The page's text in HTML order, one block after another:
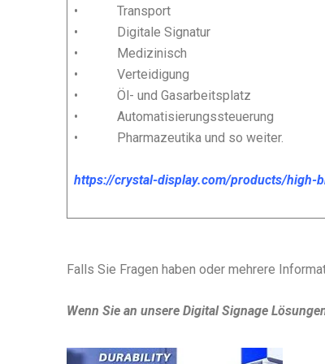
• Transport
• Digitale Signatur
• Medizinisch
• Verteidigung
• Öl- und Gasarbeitsplatz
• Automatisierungssteuerung
• Pharmazeutika und so weiter.
https://crystal-display.com/products/high-
Falls Sie Fragen haben oder mehrere
Wenn Sie an unsere Digital Signage